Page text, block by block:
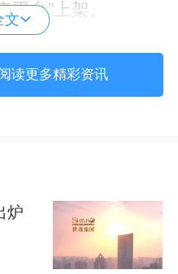
台”上架。
确回应了外界对
表示，此次销售房
该公司在2021年
率，其中上海古
丽泽SOHO出租
文
读更多精彩资讯
炉